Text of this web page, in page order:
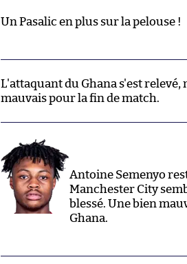
Un Pasalic en plus sur la pelouse !
L'attaquant du Ghana s'est relevé,
mauvais pour la fin de match.
Antoine Semenyo
Manchester City
blessé. Une bien
Ghana.